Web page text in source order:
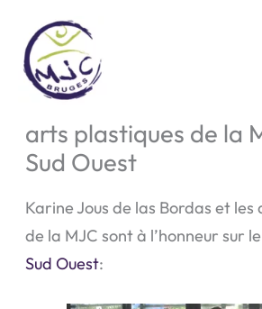
contenu
Karine Jous de las
arts plastiques de la
Sud Ouest
Karine Jous de las Bordas et
de la MJC sont à l’honneur sur
Sud Ouest: